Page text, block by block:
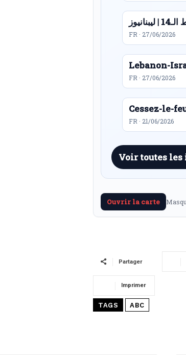
FR · 27/06/2026
Lebanon-
FR · 27/06/2026
Cessez-le-
FR · 21/06/2026
Voir toutes
Ouvrir la carte
Partager
Imprimer
TAGS ABC